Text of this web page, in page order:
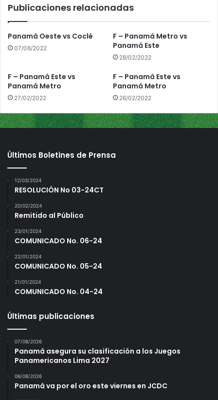
h
i
q
Publicaciones relacionadas
Panamá Oeste vs Coclé
07/06/2022
F – Panamá Metro vs
Panamá Este
28/02/2022
F – Panamá Este vs
Panamá Metro
27/02/2022
F – Panamá Este vs
Panamá Metro
26/02/2022
Últimos Boletines de Prensa
12/03/2024
RESOLUCIÓN No 03-24CT
20/02/2024
Remitido al Público
23/01/2024
COMUNICADO No. 06-24
22/01/2024
COMUNICADO No. 05-24
21/01/2024
COMUNICADO No. 04-24
Últimas publicaciones
07/08/2026
Panamá asegura su clasificación a los Juegos
Panamericanos Lima 2027
06/08/2026
Panamá va por el oro este viernes en JCDC